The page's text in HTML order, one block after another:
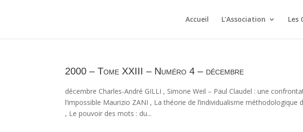
Accueil L’Association Les
2000 – Tome XXIII – Numéro 4 – décembre
décembre Charles-André GILLI , Simone Weil – Paul Claudel : une
l’impossible Maurizio ZANI , La théorie de l’individualisme méthodologique
, Le pouvoir des mots : du...